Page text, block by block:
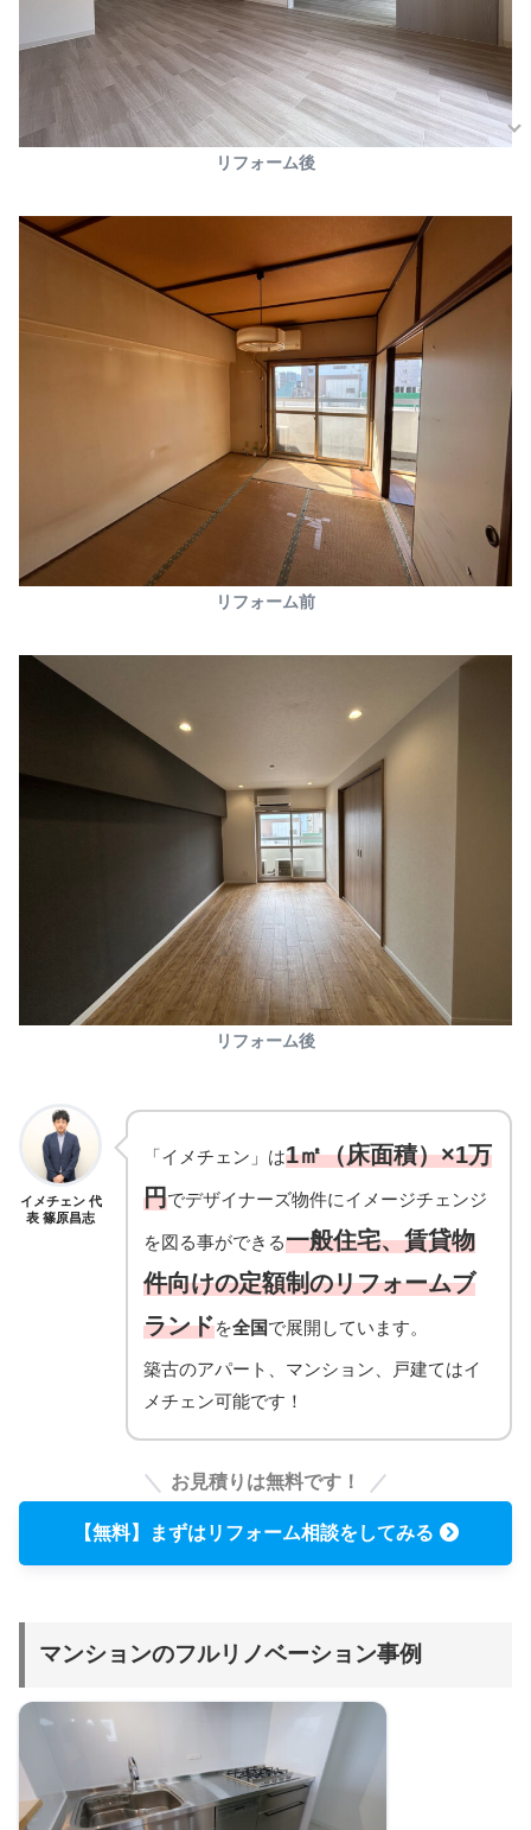
リフォーム後
リフォーム前
リフォーム後
イメチェン 代
表 篠原昌志
「イメチェン」は1㎡（床面積）×1万
円でデザイナーズ物件にイメージチェンジ
を図る事ができる一般住宅、賃貸物
件向けの定額制のリフォームブ
ランドを全国で展開しています。
築古のアパート、マンション、戸建てはイ
メチェン可能です！
お見積りは無料です！
【無料】まずはリフォーム相談をしてみる
マンションのフルリノベーション事例